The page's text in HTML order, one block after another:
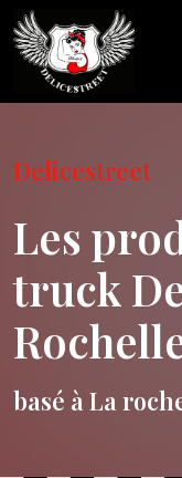
Delicestreet
Les
truck
basé à La
Panneau de gestion des